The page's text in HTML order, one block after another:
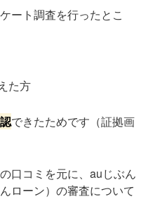
ート調査を行ったとこ
た方
できたためです（証拠画
口コミを元に、auじぶん
ローン）の審査について